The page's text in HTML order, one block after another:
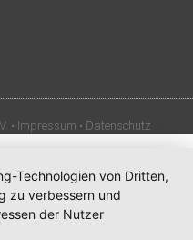
• Impressum • Datenschutz
Technologien von Dritten,
zu verbessern und
der Nutzer